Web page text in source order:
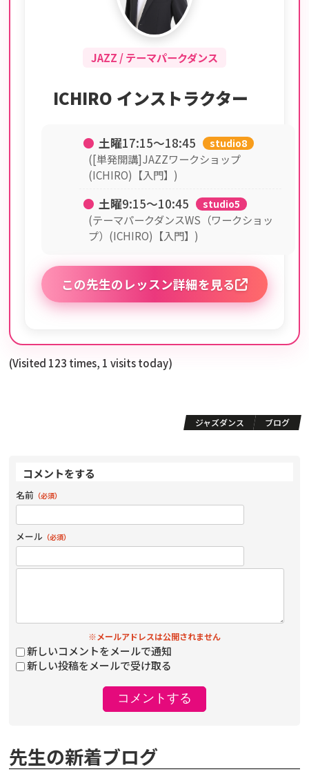
JAZZ / テーマパークダンス
ICHIRO インストラクター
● 土曜17:15〜18:45 studio8
([単発開講]JAZZワークショップ
(ICHIRO)【入門】)
● 土曜9:15〜10:45 studio5
(テーマパークダンスWS（ワークショッ
プ）(ICHIRO)【入門】)
この先生のレッスン詳細を見る
(Visited 123 times, 1 visits today)
ジャズダンス ブログ
コメントをする
名前 （必須）
メール （必須）
※メールアドレスは公開されません
新しいコメントをメールで通知
新しい投稿をメールで受け取る
先生の新着ブログ